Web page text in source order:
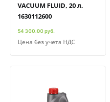
VACUUM FLUID, 20 л.
1630112600
54 300.00 руб.
Цена без учета НДС